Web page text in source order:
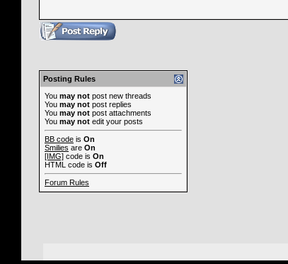
Posting Rules
You may not post new threads
You may not post replies
You may not post attachments
You may not edit your posts
BB code is On
Smilies are On
[IMG] code is On
HTML code is Off
Forum Rules